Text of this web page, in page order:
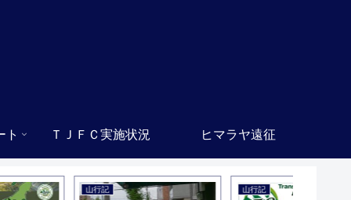
ト ＴＪＦＣ実施状況 ヒマラヤ遠征
行記 山行記